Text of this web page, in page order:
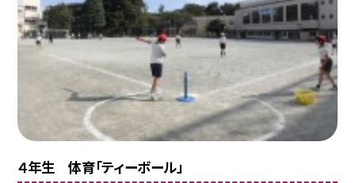
４年生 体育「ティーボール」